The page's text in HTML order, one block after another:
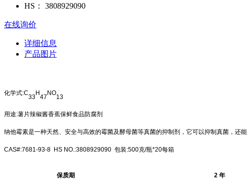
HS：
3808929090
在线询价
详细信息
产品图片
化学式:C
33
H
47
NO
13
用途:薯片辣椒酱香蕉保鲜食品防腐剂
纳他霉素是一种天然、安全与高效的霉菌及酵母菌等真菌的抑制剂，它可以抑制真菌，还能
CAS#:7681-93-8 HS NO.:3808929090 包装:500克/瓶*20每箱
保质期 2 年